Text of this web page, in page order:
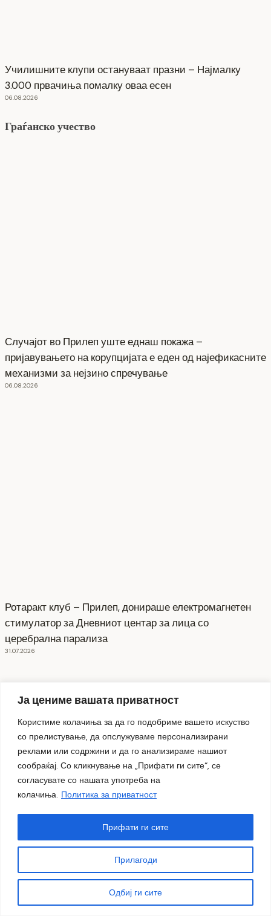
Ја цениме вашата приватност
Користиме колачиња за да го подобриме вашето искуство
со прелистување, да опслужуваме персонализирани
реклами или содржини и да го анализираме нашиот
сообраќај. Со кликнување на „Прифати ги сите“, се
согласувате со нашата употреба на
колачиња. Политика за приватност
Прилагоди
Одбиј ги сите
Прифати ги сите
Училишните клупи остануваат празни – Најмалку
3.000 првачиња помалку оваа есен
06.08.2026
Граѓанско учество
Случајот во Прилеп уште еднаш покажа –
пријавувањето на корупцијата е еден од најефикасните
механизми за нејзино спречување
06.08.2026
Ротаракт клуб – Прилеп, донираше електромагнетен
стимулатор за Дневниот центар за лица со
церебрална парализа
31.07.2026
Витаминка донираше 23 тони флаширана вода за